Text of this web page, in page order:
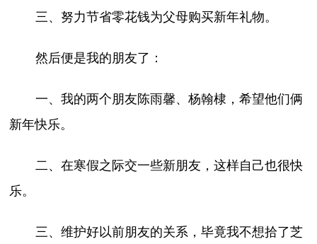
三、努力节省零花钱为父母购买新年礼物。
然后便是我的朋友了：
一、我的两个朋友陈雨馨、杨翰棣，希望他们俩
新年快乐。
二、在寒假之际交一些新朋友，这样自己也很快
乐。
三、维护好以前朋友的关系，毕竟我不想拾了芝